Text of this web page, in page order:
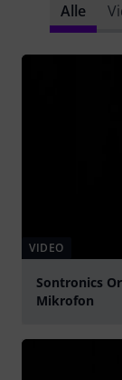
Alle
VIDEO
Sontronics
Mikrofon